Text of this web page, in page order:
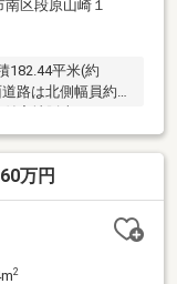
南区段原山崎１
182.44平米(約
路は北側幅員約
築可能▼周辺環
広島市立段原小学
ター 徒歩4分(約
ご希望の住まい
詳細・ご相談はお
万円
2